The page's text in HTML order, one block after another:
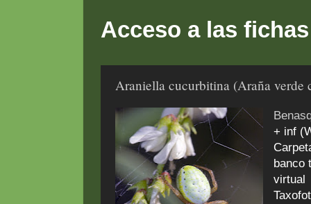
Acceso a las
Araniella cucurbitina (Araña verde
+ inf
banco
virtual